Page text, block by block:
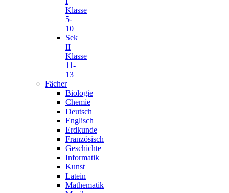
Klasse
5-
10
Sek
II
Klasse
11-
13
Fächer
Biologie
Chemie
Deutsch
Englisch
Erdkunde
Französisch
Geschichte
Informatik
Kunst
Latein
Mathematik